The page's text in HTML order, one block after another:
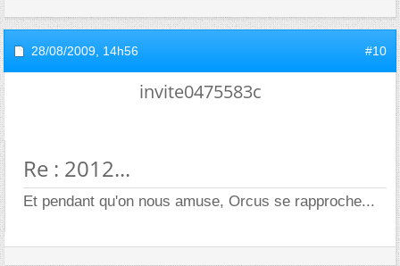
28/08/2009, 14h56 #10
invite0475583c
Re : 2012...
Et pendant qu'on nous amuse, Orcus se rapproche...